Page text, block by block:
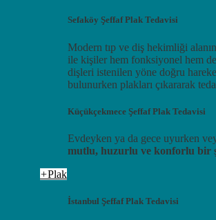
Sefaköy Şeffaf Plak Tedavisi
Modern tıp ve diş hekimliği
ile kişiler hem fonksiyonel hem
dişleri istenilen yöne doğru
bulunurken plakları çıkararak
Küçükçekmece Şeffaf Plak Tedavisi
Evdeyken ya da gece uyurken
mutlu, huzurlu ve konforlu bir
+Plak
İstanbul Şeffaf Plak Tedavisi